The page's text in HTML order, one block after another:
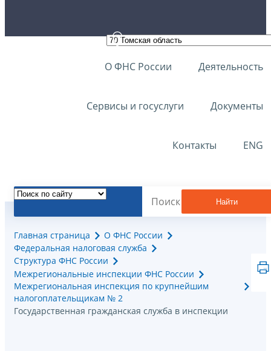
О ФНС России Деятельность
Сервисы и госуслуги Документы
Контакты ENG
Найти
Главная страница
О ФНС России
Федеральная налоговая служба
Структура ФНС России
Межрегиональные инспекции ФНС России
Межрегиональная инспекция по крупнейшим
налогоплательщикам № 2
Государственная гражданская служба в инспекции